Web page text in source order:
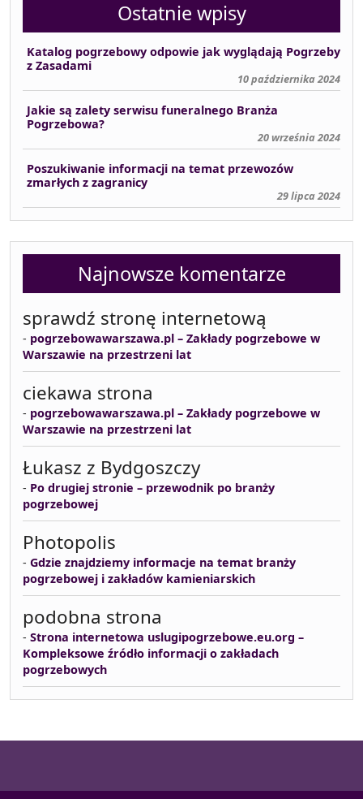
Ostatnie wpisy
Katalog pogrzebowy odpowie jak wyglądają Pogrzeby
z Zasadami
10 października 2024
Jakie są zalety serwisu funeralnego Branża
Pogrzebowa?
20 września 2024
Poszukiwanie informacji na temat przewozów
zmarłych z zagranicy
29 lipca 2024
Najnowsze komentarze
sprawdź stronę internetową
- pogrzebowawarszawa.pl – Zakłady pogrzebowe w
Warszawie na przestrzeni lat
ciekawa strona
- pogrzebowawarszawa.pl – Zakłady pogrzebowe w
Warszawie na przestrzeni lat
Łukasz z Bydgoszczy
- Po drugiej stronie – przewodnik po branży
pogrzebowej
Photopolis
- Gdzie znajdziemy informacje na temat branży
pogrzebowej i zakładów kamieniarskich
podobna strona
- Strona internetowa uslugipogrzebowe.eu.org –
Kompleksowe źródło informacji o zakładach
pogrzebowych